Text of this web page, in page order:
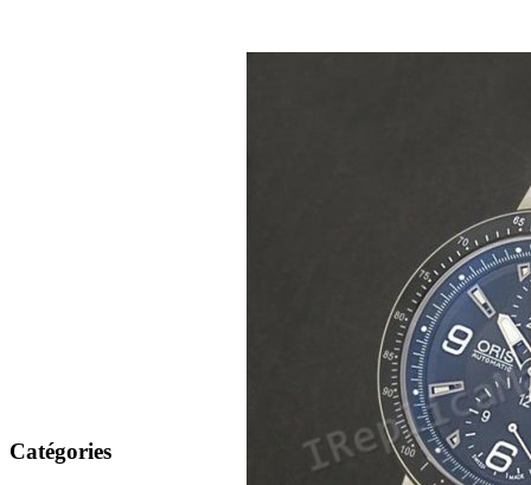
Catégories